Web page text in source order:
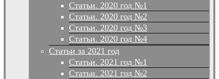
Статьи. 2020 год №1
Статьи. 2020 год №2
Статьи. 2020 год №3
Статьи. 2020 год №4
Статьи за 2021 год
Статьи. 2021 год №1
Статьи. 2021 год №2